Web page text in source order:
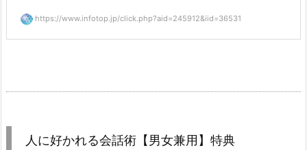
https://www.infotop.jp/click.php?aid=245912&iid=36531
人に好かれる会話術【男女兼用】特典